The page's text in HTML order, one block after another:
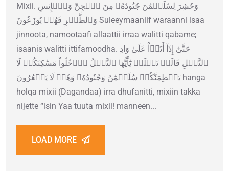
Mixii. وَحُشِرَ لِسُلَيۡمَٰنَ جُنُودُهُۥ مِنَ ٱلۡجِنِّ وَٱلۡإِنسِ
وَٱلطَّيۡرِ فَهُمۡ يُوزَعُونَ Suleeymaaniif waraanni isaa
jinnoota, namootaafi allaattii irraa walitti qabame;
isaanis walitti ittifamoodha. حَتَّىٰٓ إِذَآ أَتَوۡاْ عَلَىٰ وَادِ
ٱلنَّمۡلِ قَالَتۡ نَمۡلَةٞ يَٰٓأَيُّهَا ٱلنَّمۡلُ ٱدۡخُلُواْ مَسَٰكِنَكُمۡ لَا
يَحۡطِمَنَّكُمۡ سُلَيۡمَٰنُ وَجُنُودُهُۥ وَهُمۡ لَا يَشۡعُرُونَ hanga
holqa mixii (Dagandaa) irra dhufanitti, mixiin takka
nijette “isin Yaa tuuta mixii! manneen...
LOAD MORE